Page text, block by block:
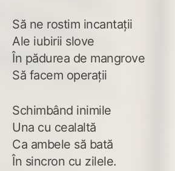
Să ne rostim incantații
Ale iubirii slove
În pădurea de mangrove
Să facem operații
Schimbând inimile
Una cu cealaltă
Ca ambele să bată
În sincron cu zilele.